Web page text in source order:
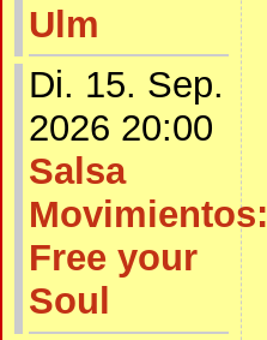
Ulm
Di. 15. Sep.
2026 20:00
Salsa
Movimientos:
Free your
Soul